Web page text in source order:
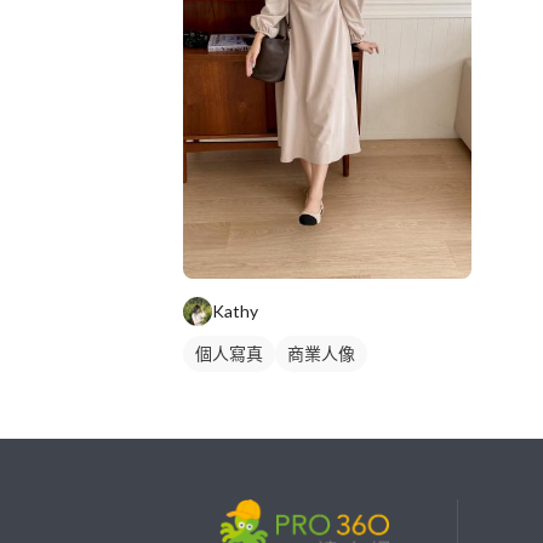
Kathy
個人寫真 商業人像